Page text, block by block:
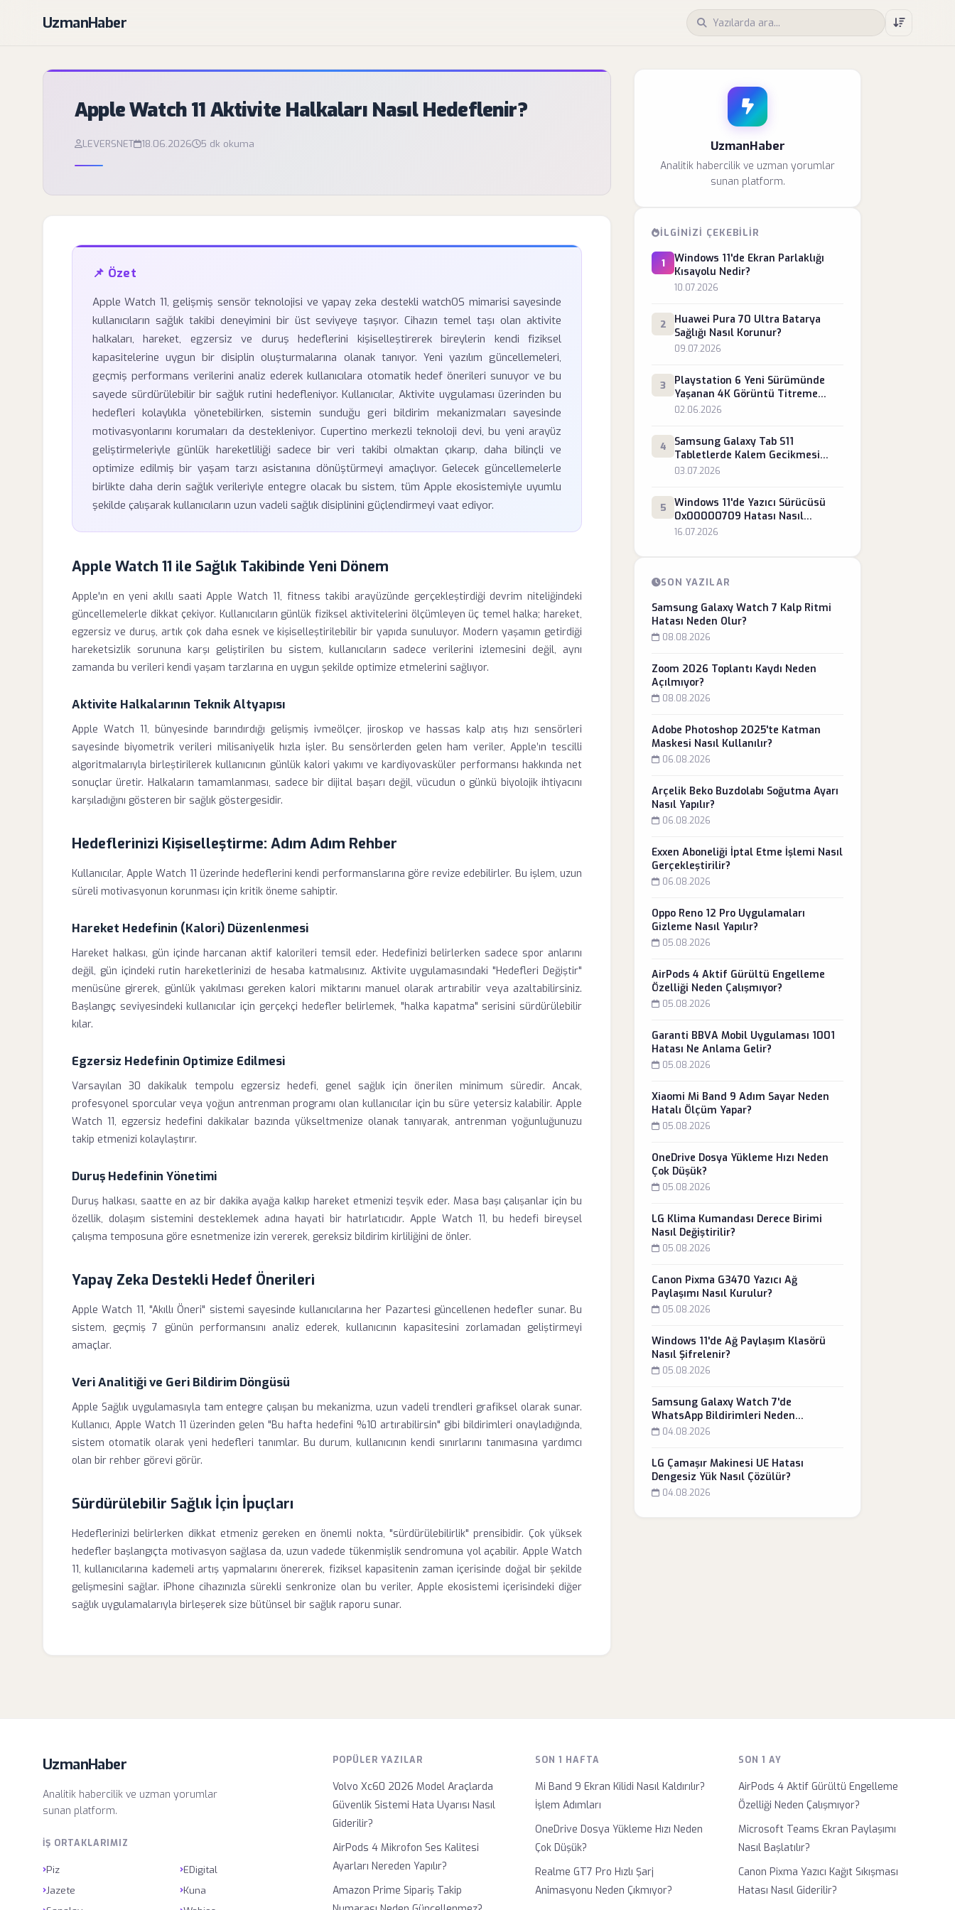
UzmanHaber
Apple Watch 11 Aktivite Halkaları Nasıl Hedeflenir?
LEVERSNET 18.06.2026 5 dk okuma
📌 Özet
Apple Watch 11, gelişmiş sensör teknolojisi ve yapay zeka destekli watchOS mimarisi sayesinde
kullanıcıların sağlık takibi deneyimini bir üst seviyeye taşıyor. Cihazın temel taşı olan aktivite
halkaları, hareket, egzersiz ve duruş hedeflerini kişiselleştirerek bireylerin kendi fiziksel
kapasitelerine uygun bir disiplin oluşturmalarına olanak tanıyor. Yeni yazılım güncellemeleri,
geçmiş performans verilerini analiz ederek kullanıcılara otomatik hedef önerileri sunuyor ve bu
sayede sürdürülebilir bir sağlık rutini hedefleniyor. Kullanıcılar, Aktivite uygulaması üzerinden bu
hedefleri kolaylıkla yönetebilirken, sistemin sunduğu geri bildirim mekanizmaları sayesinde
motivasyonlarını korumaları da destekleniyor. Cupertino merkezli teknoloji devi, bu yeni arayüz
geliştirmeleriyle günlük hareketliliği sadece bir veri takibi olmaktan çıkarıp, daha bilinçli ve
optimize edilmiş bir yaşam tarzı asistanına dönüştürmeyi amaçlıyor. Gelecek güncellemelerle
birlikte daha derin sağlık verileriyle entegre olacak bu sistem, tüm Apple ekosistemiyle uyumlu
şekilde çalışarak kullanıcıların uzun vadeli sağlık disiplinini güçlendirmeyi vaat ediyor.
Apple Watch 11 ile Sağlık Takibinde Yeni Dönem
Apple'ın en yeni akıllı saati Apple Watch 11, fitness takibi arayüzünde gerçekleştirdiği devrim niteliğindeki
güncellemelerle dikkat çekiyor. Kullanıcıların günlük fiziksel aktivitelerini ölçümleyen üç temel halka; hareket,
egzersiz ve duruş, artık çok daha esnek ve kişiselleştirilebilir bir yapıda sunuluyor. Modern yaşamın getirdiği
hareketsizlik sorununa karşı geliştirilen bu sistem, kullanıcıların sadece verilerini izlemesini değil, aynı
zamanda bu verileri kendi yaşam tarzlarına en uygun şekilde optimize etmelerini sağlıyor.
Aktivite Halkalarının Teknik Altyapısı
Apple Watch 11, bünyesinde barındırdığı gelişmiş ivmeölçer, jiroskop ve hassas kalp atış hızı sensörleri
sayesinde biyometrik verileri milisaniyelik hızla işler. Bu sensörlerden gelen ham veriler, Apple’ın tescilli
algoritmalarıyla birleştirilerek kullanıcının günlük kalori yakımı ve kardiyovasküler performansı hakkında net
sonuçlar üretir. Halkaların tamamlanması, sadece bir dijital başarı değil, vücudun o günkü biyolojik ihtiyacını
karşıladığını gösteren bir sağlık göstergesidir.
Hedeflerinizi Kişiselleştirme: Adım Adım Rehber
Kullanıcılar, Apple Watch 11 üzerinde hedeflerini kendi performanslarına göre revize edebilirler. Bu işlem, uzun
süreli motivasyonun korunması için kritik öneme sahiptir.
Hareket Hedefinin (Kalori) Düzenlenmesi
Hareket halkası, gün içinde harcanan aktif kalorileri temsil eder. Hedefinizi belirlerken sadece spor anlarını
değil, gün içindeki rutin hareketlerinizi de hesaba katmalısınız. Aktivite uygulamasındaki "Hedefleri Değiştir"
menüsüne girerek, günlük yakılması gereken kalori miktarını manuel olarak artırabilir veya azaltabilirsiniz.
Başlangıç seviyesindeki kullanıcılar için gerçekçi hedefler belirlemek, "halka kapatma" serisini sürdürülebilir
kılar.
Egzersiz Hedefinin Optimize Edilmesi
Varsayılan 30 dakikalık tempolu egzersiz hedefi, genel sağlık için önerilen minimum süredir. Ancak,
profesyonel sporcular veya yoğun antrenman programı olan kullanıcılar için bu süre yetersiz kalabilir. Apple
Watch 11, egzersiz hedefini dakikalar bazında yükseltmenize olanak tanıyarak, antrenman yoğunluğunuzu
takip etmenizi kolaylaştırır.
Duruş Hedefinin Yönetimi
Duruş halkası, saatte en az bir dakika ayağa kalkıp hareket etmenizi teşvik eder. Masa başı çalışanlar için bu
özellik, dolaşım sistemini desteklemek adına hayati bir hatırlatıcıdır. Apple Watch 11, bu hedefi bireysel
çalışma temposuna göre esnetmenize izin vererek, gereksiz bildirim kirliliğini de önler.
Yapay Zeka Destekli Hedef Önerileri
Apple Watch 11, "Akıllı Öneri" sistemi sayesinde kullanıcılarına her Pazartesi güncellenen hedefler sunar. Bu
sistem, geçmiş 7 günün performansını analiz ederek, kullanıcının kapasitesini zorlamadan geliştirmeyi
amaçlar.
Veri Analitiği ve Geri Bildirim Döngüsü
Apple Sağlık uygulamasıyla tam entegre çalışan bu mekanizma, uzun vadeli trendleri grafiksel olarak sunar.
Kullanıcı, Apple Watch 11 üzerinden gelen "Bu hafta hedefini %10 artırabilirsin" gibi bildirimleri onayladığında,
sistem otomatik olarak yeni hedefleri tanımlar. Bu durum, kullanıcının kendi sınırlarını tanımasına yardımcı
olan bir rehber görevi görür.
Sürdürülebilir Sağlık İçin İpuçları
Hedeflerinizi belirlerken dikkat etmeniz gereken en önemli nokta, "sürdürülebilirlik" prensibidir. Çok yüksek
hedefler başlangıçta motivasyon sağlasa da, uzun vadede tükenmişlik sendromuna yol açabilir. Apple Watch
11, kullanıcılarına kademeli artış yapmalarını önererek, fiziksel kapasitenin zaman içerisinde doğal bir şekilde
gelişmesini sağlar. iPhone cihazınızla sürekli senkronize olan bu veriler, Apple ekosistemi içerisindeki diğer
sağlık uygulamalarıyla birleşerek size bütünsel bir sağlık raporu sunar.
UzmanHaber
Analitik habercilik ve uzman yorumlar
sunan platform.
İLGINIZI ÇEKEBILIR
1
Windows 11'de Ekran Parlaklığı
Kısayolu Nedir?
10.07.2026
2
Huawei Pura 70 Ultra Batarya
Sağlığı Nasıl Korunur?
09.07.2026
3
Playstation 6 Yeni Sürümünde
Yaşanan 4K Görüntü Titreme
Sorunu Nasıl Düzeltilir?
02.06.2026
4
Samsung Galaxy Tab S11
Tabletlerde Kalem Gecikmesi
Nasıl Engellenir?
03.07.2026
5
Windows 11'de Yazıcı Sürücüsü
0x00000709 Hatası Nasıl
Düzeltilir?
16.07.2026
SON YAZILAR
Samsung Galaxy Watch 7 Kalp Ritmi
Hatası Neden Olur?
08.08.2026
Zoom 2026 Toplantı Kaydı Neden
Açılmıyor?
08.08.2026
Adobe Photoshop 2025'te Katman
Maskesi Nasıl Kullanılır?
06.08.2026
Arçelik Beko Buzdolabı Soğutma Ayarı
Nasıl Yapılır?
06.08.2026
Exxen Aboneliği İptal Etme İşlemi Nasıl
Gerçekleştirilir?
06.08.2026
Oppo Reno 12 Pro Uygulamaları
Gizleme Nasıl Yapılır?
05.08.2026
AirPods 4 Aktif Gürültü Engelleme
Özelliği Neden Çalışmıyor?
05.08.2026
Garanti BBVA Mobil Uygulaması 1001
Hatası Ne Anlama Gelir?
05.08.2026
Xiaomi Mi Band 9 Adım Sayar Neden
Hatalı Ölçüm Yapar?
05.08.2026
OneDrive Dosya Yükleme Hızı Neden
Çok Düşük?
05.08.2026
LG Klima Kumandası Derece Birimi
Nasıl Değiştirilir?
05.08.2026
Canon Pixma G3470 Yazıcı Ağ
Paylaşımı Nasıl Kurulur?
05.08.2026
Windows 11'de Ağ Paylaşım Klasörü
Nasıl Şifrelenir?
05.08.2026
Samsung Galaxy Watch 7'de
WhatsApp Bildirimleri Neden
Gelmiyor?
04.08.2026
LG Çamaşır Makinesi UE Hatası
Dengesiz Yük Nasıl Çözülür?
04.08.2026
UzmanHaber
Analitik habercilik ve uzman yorumlar
sunan platform.
İŞ ORTAKLARIMIZ
›Piz ›EDigital
›Jazete ›Kuna
POPÜLER YAZILAR
Volvo Xc60 2026 Model Araçlarda
Güvenlik Sistemi Hata Uyarısı Nasıl
Giderilir?
AirPods 4 Mikrofon Ses Kalitesi
Ayarları Nereden Yapılır?
Amazon Prime Sipariş Takip
SON 1 HAFTA
Mi Band 9 Ekran Kilidi Nasıl Kaldırılır?
İşlem Adımları
OneDrive Dosya Yükleme Hızı Neden
Çok Düşük?
Realme GT7 Pro Hızlı Şarj
Animasyonu Neden Çıkmıyor?
SON 1 AY
AirPods 4 Aktif Gürültü Engelleme
Özelliği Neden Çalışmıyor?
Microsoft Teams Ekran Paylaşımı
Nasıl Başlatılır?
Canon Pixma Yazıcı Kağıt Sıkışması
Hatası Nasıl Giderilir?